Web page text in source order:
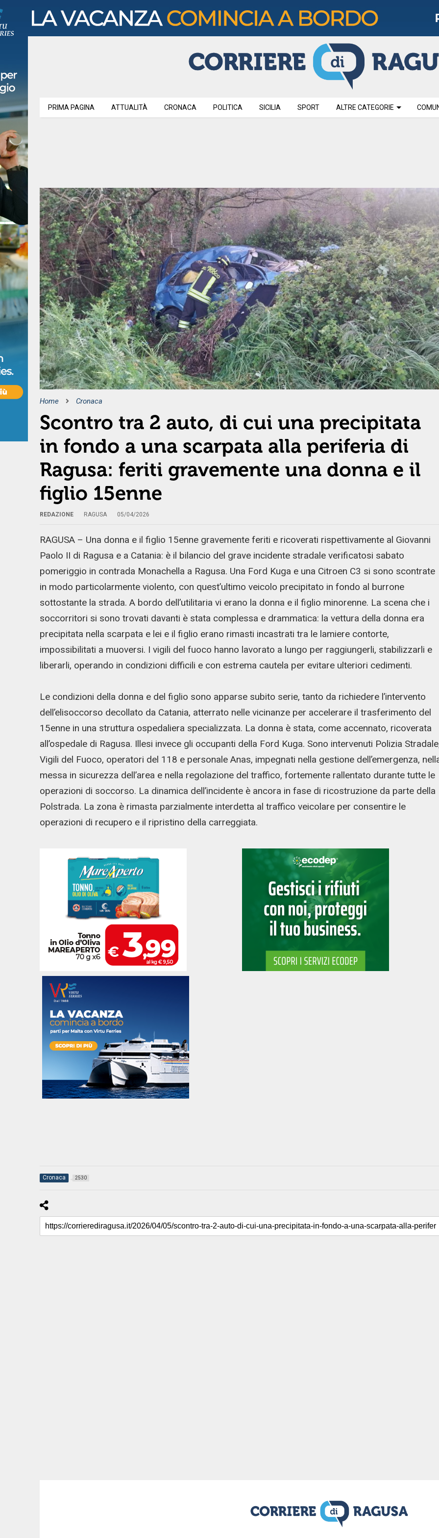
PRIMA PAGINA ATTUALITÀ CRONACA POLITICA SICILIA SPORT ALTRE CATEGORIE
Home Cronaca
Scontro tra 2 auto, di cui una precipitata
in fondo a una scarpata alla periferia di
Ragusa: feriti gravemente una donna e il
figlio 15enne
REDAZIONE RAGUSA 05/04/2026
RAGUSA – Una donna e il figlio 15enne gravemente feriti e ricoverati rispettivamente al Giovanni
Paolo II di Ragusa e a Catania: è il bilancio del grave incidente stradale verificatosi sabato
pomeriggio in contrada Monachella a Ragusa. Una Ford Kuga e una Citroen C3 si sono scontrate
in modo particolarmente violento, con quest’ultimo veicolo precipitato in fondo al burrone
sottostante la strada. A bordo dell’utilitaria vi erano la donna e il figlio minorenne. La scena che i
soccorritori si sono trovati davanti è stata complessa e drammatica: la vettura della donna era
precipitata nella scarpata e lei e il figlio erano rimasti incastrati tra le lamiere contorte,
impossibilitati a muoversi. I vigili del fuoco hanno lavorato a lungo per raggiungerli, stabilizzarli e
liberarli, operando in condizioni difficili e con estrema cautela per evitare ulteriori cedimenti.
Le condizioni della donna e del figlio sono apparse subito serie, tanto da richiedere l’intervento
dell’elisoccorso decollato da Catania, atterrato nelle vicinanze per accelerare il trasferimento del
15enne in una struttura ospedaliera specializzata. La donna è stata, come accennato, ricoverata
all’ospedale di Ragusa. Illesi invece gli occupanti della Ford Kuga. Sono intervenuti Polizia
Vigili del Fuoco, operatori del 118 e personale Anas, impegnati nella gestione dell’emergenza,
messa in sicurezza dell’area e nella regolazione del traffico, fortemente rallentato durante tutte le
operazioni di soccorso. La dinamica dell’incidente è ancora in fase di ricostruzione da parte della
Polstrada. La zona è rimasta parzialmente interdetta al traffico veicolare per consentire le
operazioni di recupero e il ripristino della carreggiata.
Cronaca 2530